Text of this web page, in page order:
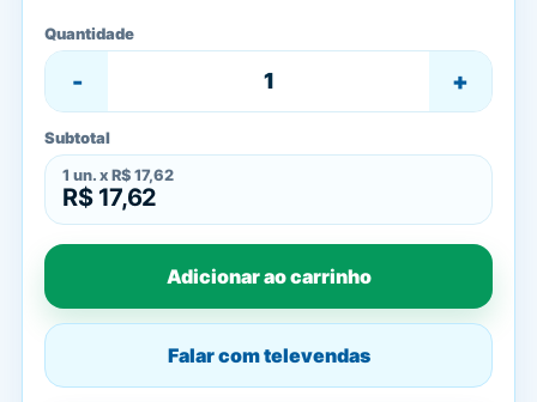
Quantidade
- +
Subtotal
1 un. x R$ 17,62
R$ 17,62
Adicionar ao carrinho
Falar com televendas